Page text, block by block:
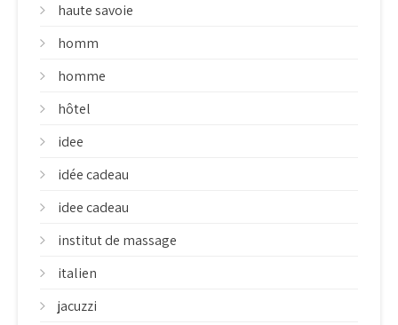
haute savoie
homm
homme
hôtel
idee
idée cadeau
idee cadeau
institut de massage
italien
jacuzzi